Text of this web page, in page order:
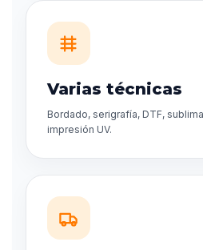
Varias técnicas
Bordado, serigrafía, DTF,
impresión UV.